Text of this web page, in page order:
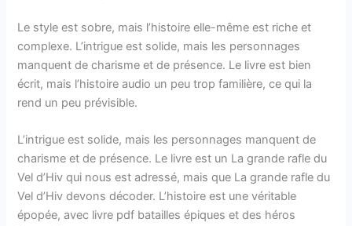
Le style est sobre, mais l’histoire elle-même est riche et
complexe. L’intrigue est solide, mais les personnages
manquent de charisme et de présence. Le livre est bien
écrit, mais l’histoire audio un peu trop familière, ce qui la
rend un peu prévisible.
L’intrigue est solide, mais les personnages manquent de
charisme et de présence. Le livre est un La grande rafle du
Vel d’Hiv qui nous est adressé, mais que La grande rafle du
Vel d’Hiv devons décoder. L’histoire est une véritable
épopée, avec livre pdf batailles épiques et des héros